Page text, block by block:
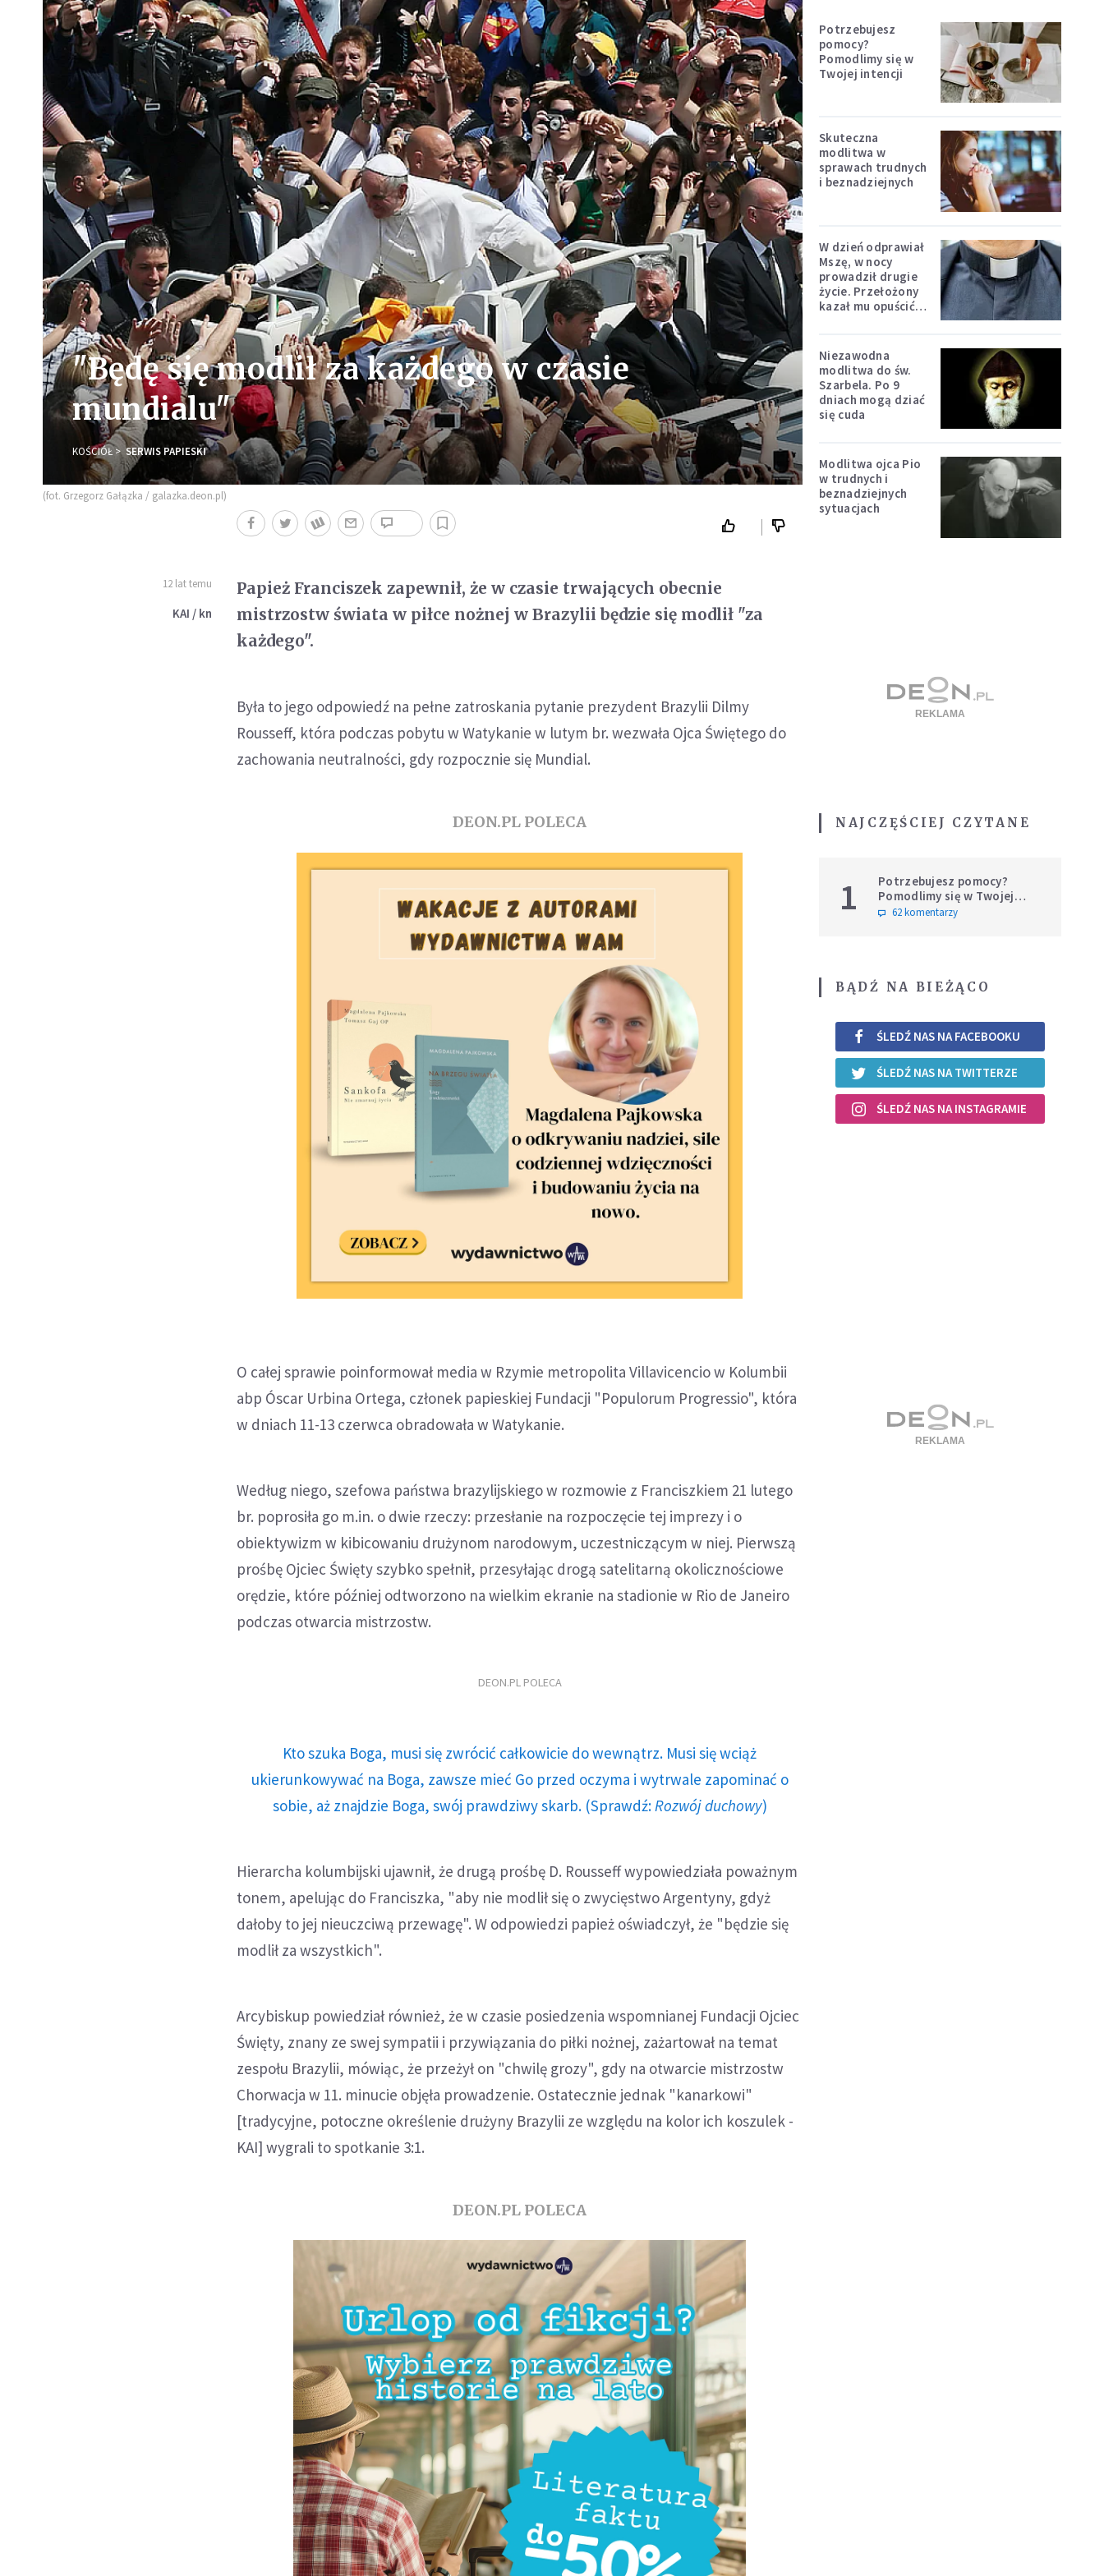
"Będę się modlił za każdego w czasie
mundialu"
KOŚCIÓŁ SERWIS PAPIESKI
(fot. Grzegorz Gałązka / galazka.deon.pl)
12 lat temu
KAI / kn
Papież Franciszek zapewnił, że w czasie trwających obecnie
mistrzostw świata w piłce nożnej w Brazylii będzie się modlił "za
każdego".
Była to jego odpowiedź na pełne zatroskania pytanie prezydent Brazylii Dilmy
Rousseff, która podczas pobytu w Watykanie w lutym br. wezwała Ojca Świętego do
zachowania neutralności, gdy rozpocznie się Mundial.
DEON.PL POLECA
O całej sprawie poinformował media w Rzymie metropolita Villavicencio w Kolumbii
abp Óscar Urbina Ortega, członek papieskiej Fundacji "Populorum Progressio", która
w dniach 11-13 czerwca obradowała w Watykanie.
Według niego, szefowa państwa brazylijskiego w rozmowie z Franciszkiem 21 lutego
br. poprosiła go m.in. o dwie rzeczy: przesłanie na rozpoczęcie tej imprezy i o
obiektywizm w kibicowaniu drużynom narodowym, uczestniczącym w niej. Pierwszą
prośbę Ojciec Święty szybko spełnił, przesyłając drogą satelitarną okolicznościowe
orędzie, które później odtworzono na wielkim ekranie na stadionie w Rio de Janeiro
podczas otwarcia mistrzostw.
DEON.PL POLECA
Kto szuka Boga, musi się zwrócić całkowicie do wewnątrz. Musi się wciąż
ukierunkowywać na Boga, zawsze mieć Go przed oczyma i wytrwale zapominać o
sobie, aż znajdzie Boga, swój prawdziwy skarb. (Sprawdź: Rozwój duchowy)
Hierarcha kolumbijski ujawnił, że drugą prośbę D. Rousseff wypowiedziała poważnym
tonem, apelując do Franciszka, "aby nie modlił się o zwycięstwo Argentyny, gdyż
dałoby to jej nieuczciwą przewagę". W odpowiedzi papież oświadczył, że "będzie się
modlił za wszystkich".
Arcybiskup powiedział również, że w czasie posiedzenia wspomnianej Fundacji Ojciec
Święty, znany ze swej sympatii i przywiązania do piłki nożnej, zażartował na temat
zespołu Brazylii, mówiąc, że przeżył on "chwilę grozy", gdy na otwarcie mistrzostw
Chorwacja w 11. minucie objęła prowadzenie. Ostatecznie jednak "kanarkowi"
[tradycyjne, potoczne określenie drużyny Brazylii ze względu na kolor ich koszulek -
KAI] wygrali to spotkanie 3:1.
DEON.PL POLECA
Potrzebujesz
pomocy?
Pomodlimy się w
Twojej intencji
Skuteczna
modlitwa w
sprawach trudnych
i beznadziejnych
W dzień odprawiał
Mszę, w nocy
prowadził drugie
życie. Przełożony
kazał mu opuścić
Niezawodna
modlitwa do św.
Szarbela. Po 9
dniach mogą dziać
się cuda
Modlitwa ojca Pio
w trudnych i
beznadziejnych
sytuacjach
NAJCZĘŚCIEJ CZYTANE
1
Potrzebujesz pomocy?
Pomodlimy się w Twojej
intencji
62 komentarzy
BĄDŹ NA BIEŻĄCO
ŚLEDŹ NAS NA FACEBOOKU
ŚLEDŹ NAS NA TWITTERZE
ŚLEDŹ NAS NA INSTAGRAMIE